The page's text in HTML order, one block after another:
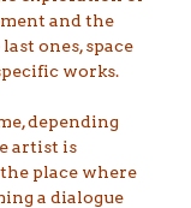
and the
ones, space
works.
depending
artist is
place where
a dialogue